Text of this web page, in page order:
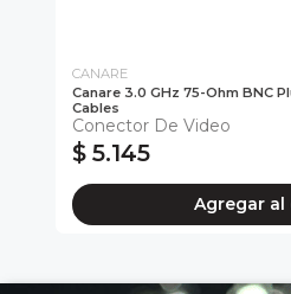
CANARE
Canare 3.0 GHz 75-Ohm BNC
Cables
Conector De Video
$ 5.145
Agregar al